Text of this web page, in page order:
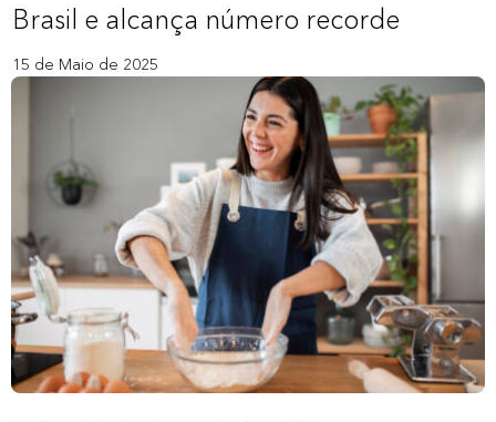
Brasil e alcança número recorde
15 de Maio de 2025